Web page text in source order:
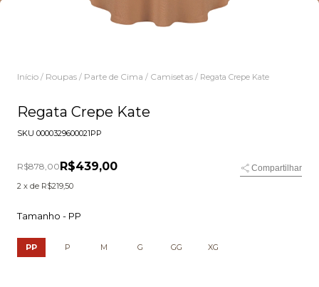
Início / Roupas / Parte de Cima / Camisetas / Regata Crepe Kate
Regata Crepe Kate
SKU 0000329600021PP
R$878,00 R$439,00
Compartilhar
2 x de R$219,50
Tamanho - PP
PP P M G GG XG